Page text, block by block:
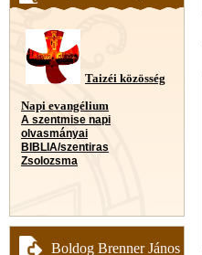
Taizéi közösség
Napi evangélium
A szentmise napi
olvasmányai
BIBLIA/szentiras
Zsolozsma
Boldog Brenner János